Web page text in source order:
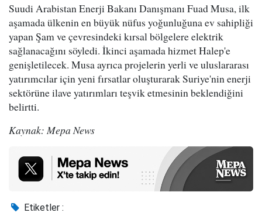
Suudi Arabistan Enerji Bakanı Danışmanı Fuad Musa, ilk
aşamada ülkenin en büyük nüfus yoğunluğuna ev sahipliği
yapan Şam ve çevresindeki kırsal bölgelere elektrik
sağlanacağını söyledi. İkinci aşamada hizmet Halep'e
genişletilecek. Musa ayrıca projelerin yerli ve uluslararası
yatırımcılar için yeni fırsatlar oluşturarak Suriye'nin enerji
sektörüne ilave yatırımları teşvik etmesinin beklendiğini
belirtti.
Kaynak: Mepa News
Etiketler :